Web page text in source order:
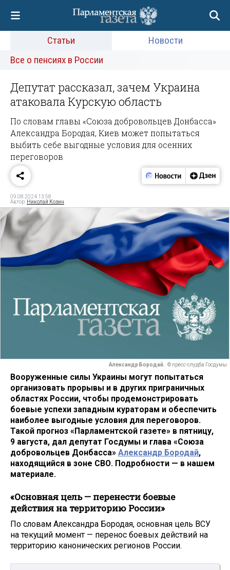
Статьи
Новости
Все о пенсиях в России
Депутат рассказал, зачем Украина
атаковала Курскую область
По словам главы «Союза добровольцев Донбасса»
Александра Бородая, Киев может попытаться
выбить себе выгодные условия для осенних
переговоров
09.08.2024 13:58
Автор: Николай Козин
Александр Бородай. © пресс-слудба Госдумы
Вооруженные силы Украины могут попытаться
организовать прорывы и в других приграничных
областях России, чтобы продемонстрировать
боевые успехи западным кураторам и обеспечить
наиболее выгодные условия для переговоров.
Такой прогноз «Парламентской газете» в пятницу,
9 августа, дал депутат Госдумы и глава «Союза
добровольцев Донбасса» Александр Бородай,
находящийся в зоне СВО. Подробности — в нашем
материале.
«Основная цель — перенести боевые
действия на территорию России»
По словам Александра Бородая, основная цель ВСУ
на текущий момент — перенос боевых действий на
территорию канонических регионов России.